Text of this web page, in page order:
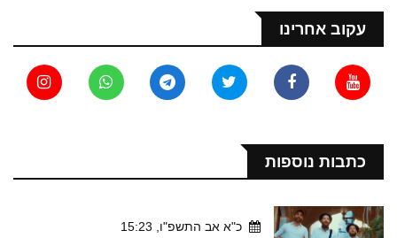
עקוב אחרינו
כתבות נוספות
כ"א אב התשפ"ו, 15:23